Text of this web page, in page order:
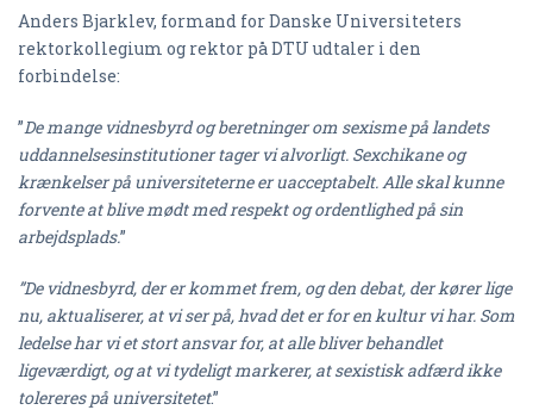
Anders Bjarklev, formand for Danske Universiteters
rektorkollegium og rektor på DTU udtaler i den
forbindelse:
”De mange vidnesbyrd og beretninger om sexisme på landets
uddannelsesinstitutioner tager vi alvorligt. Sexchikane og
krænkelser på universiteterne er uacceptabelt. Alle skal kunne
forvente at blive mødt med respekt og ordentlighed på sin
arbejdsplads.”
”De vidnesbyrd, der er kommet frem, og den debat, der kører lige
nu, aktualiserer, at vi ser på, hvad det er for en kultur vi har. Som
ledelse har vi et stort ansvar for, at alle bliver behandlet
ligeværdigt, og at vi tydeligt markerer, at sexistisk adfærd ikke
tolereres på universitetet.”